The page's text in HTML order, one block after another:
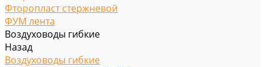
Фторопласт стержневой
ФУМ лента
Воздуховоды гибкие
Назад
Воздуховоды гибкие